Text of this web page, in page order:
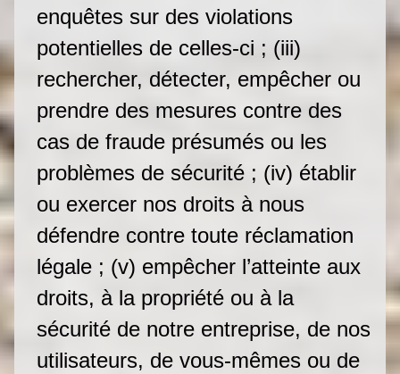
enquêtes sur des violations
potentielles de celles-ci ; (iii)
rechercher, détecter, empêcher ou
prendre des mesures contre des
cas de fraude présumés ou les
problèmes de sécurité ; (iv) établir
ou exercer nos droits à nous
défendre contre toute réclamation
légale ; (v) empêcher l’atteinte aux
droits, à la propriété ou à la
sécurité de notre entreprise, de nos
utilisateurs, de vous-mêmes ou de